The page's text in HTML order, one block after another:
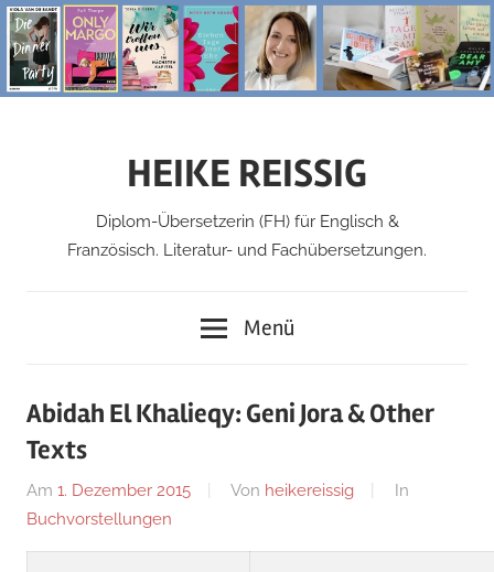
Zum
Inhalt
springen
HEIKE REISSIG
Diplom-Übersetzerin (FH) für Englisch &
Französisch. Literatur- und Fachübersetzungen.
Menü
Abidah El Khalieqy: Geni Jora & Other
Texts
Am 1. Dezember 2015 Von heikereissig
In
Buchvorstellungen